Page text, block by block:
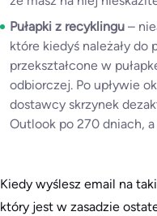
Pułapki z recyklingu –
które kiedyś należały do
przekształcone w
odbiorczej. Po upływie
dostawcy skrzynek
Outlook po 270 dniach,
Kiedy wyślesz email na
który jest w zasadzie